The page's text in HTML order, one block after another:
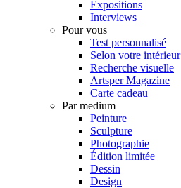
Expositions
Interviews
Pour vous
Test personnalisé
Selon votre intérieur
Recherche visuelle
Artsper Magazine
Carte cadeau
Par medium
Peinture
Sculpture
Photographie
Édition limitée
Dessin
Design